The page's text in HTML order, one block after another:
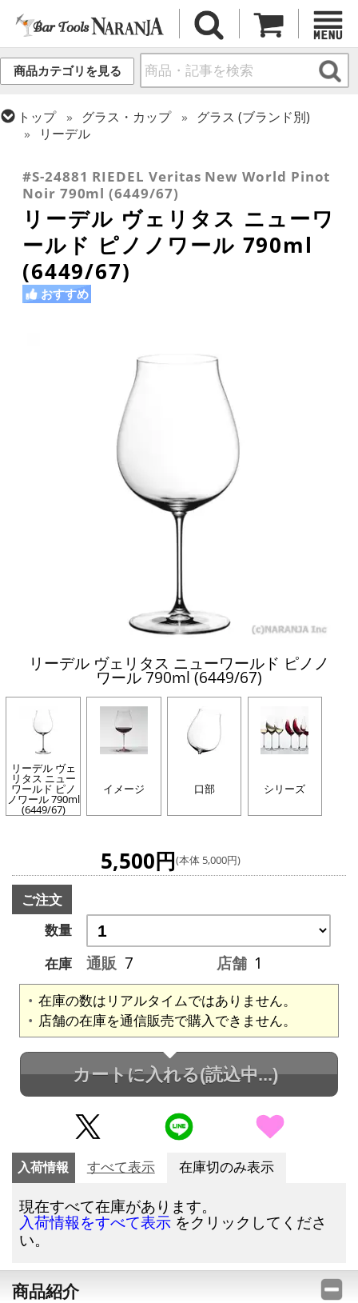
商品カテゴリを見る
トップ グラス・カップ
グラス (ブランド別)
リーデル
ワイングラス
#S-24881 RIEDEL Veritas New World Pinot
Noir 790ml (6449/67)
リーデル ヴェリタス ニューワ
ールド ピノノワール 790ml
(6449/67)
おすすめ
リーデル ヴェリタス ニューワールド ピノノ
ワール 790ml (6449/67)
リーデル ヴェ
リタス ニュー
ワールド ピノ
ノワール 790ml
(6449/67)
イメージ 口部 シリーズ
5,500円(本体 5,000円)
ご注文
数量
在庫
通販 7 店舗 1
在庫の数はリアルタイムではありません。
店舗の在庫を通信販売で購入できません。
カートに入れる(読込中...)
入荷情報 すべて表示 在庫切のみ表示
現在すべて在庫があります。
入荷情報をすべて表示 をクリックしてくださ
い。
商品紹介